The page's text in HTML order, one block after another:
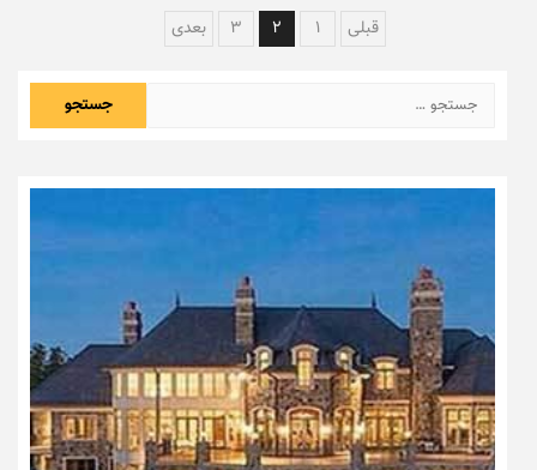
راهبری
قبلی 1
2
3 بعدی
جستجو
برای: